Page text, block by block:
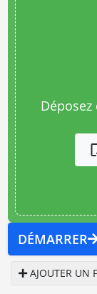
DÉMARRER
AJOUTER UN